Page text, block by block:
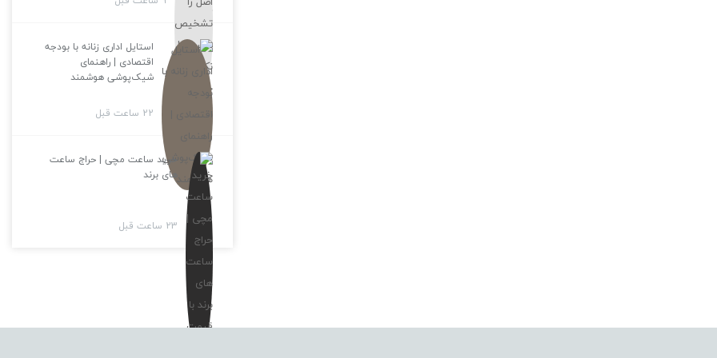
استایل اداری زنانه با بودجه
اقتصادی | راهنمای
شیک‌پوشی هوشمند
22 ساعت قبل
خرید ساعت مچی | حراج ساعت
های برند
23 ساعت قبل